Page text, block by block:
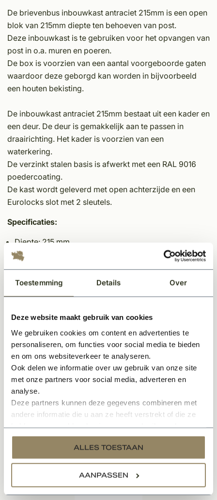
Toestemming Details Over
Deze website maakt gebruik van cookies
We gebruiken cookies om content en advertenties te
personaliseren, om functies voor social media te bieden
en om ons websiteverkeer te analyseren.
Ook delen we informatie over uw gebruik van onze site
met onze partners voor social media, adverteren en
analyse.
Deze partners kunnen deze gegevens combineren met
andere informatie die u aan ze heeft verstrekt of die ze
services.
ALLES TOESTAAN
AANPASSEN
De brievenbus inbouwkast antraciet 215mm is een open
blok van 215mm diepte ten behoeven van post.
Deze inbouwkast is te gebruiken voor het opvangen van
post in o.a. muren en poeren.
De box is voorzien van een aantal voorgeboorde gaten
waardoor deze geborgd kan worden in bijvoorbeeld
een houten bekisting.
De inbouwkast antraciet 215mm bestaat uit een kader en
een deur. De deur is gemakkelijk aan te passen in
draairichting. Het kader is voorzien van een
waterkering.
De verzinkt stalen basis is afwerkt met een RAL 9016
poedercoating.
De kast wordt geleverd met open achterzijde en een
Eurolocks slot met 2 sleutels.
Specificaties:
Diepte: 215 mm
Hoogte: 393 mm
Breedte: 322 mm
Kleur: RAL 9016
Perfect geschikt voor poeren
Geschikt als doorvoer voor muren van woningen
Inclusief slot
Geleverd met 2 sleutels
Universele draairichting
Specificaties
Documenten
Gerelateerde producten